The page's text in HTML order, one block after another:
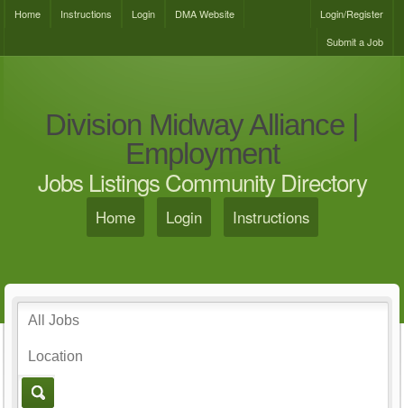
Home Instructions Login DMA Website
Login/Register
Submit a Job
Division Midway Alliance |
Employment
Jobs Listings Community Directory
Home Login Instructions